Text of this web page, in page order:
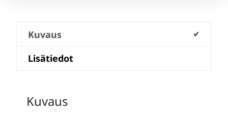
Kuvaus
Lisätiedot
Kuvaus